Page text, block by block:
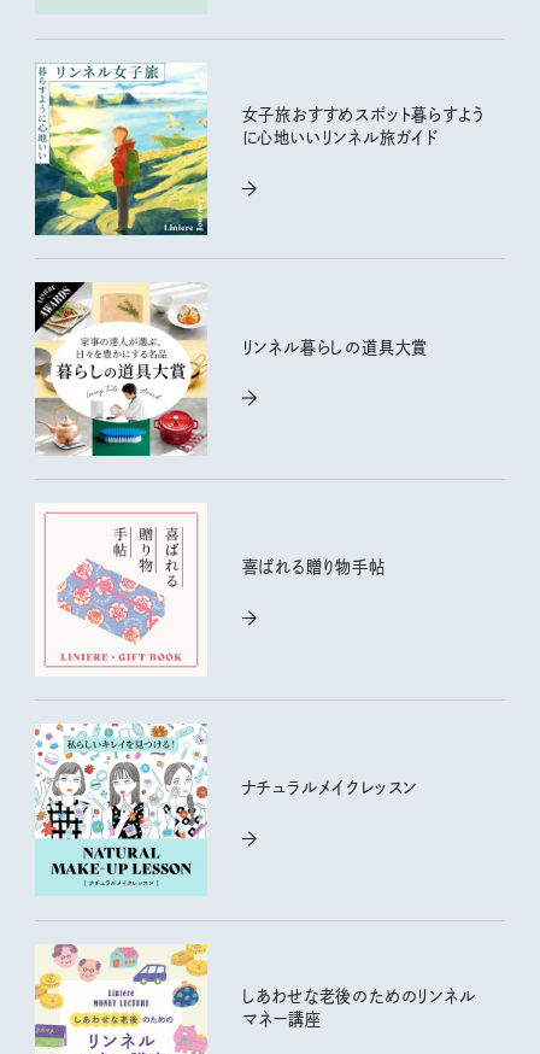
女子旅おすすめスポット暮らすよう
に心地いいリンネル旅ガイド
リンネル暮らしの道具大賞
喜ばれる贈り物手帖
ナチュラルメイクレッスン
しあわせな老後のためのリンネル
マネー講座